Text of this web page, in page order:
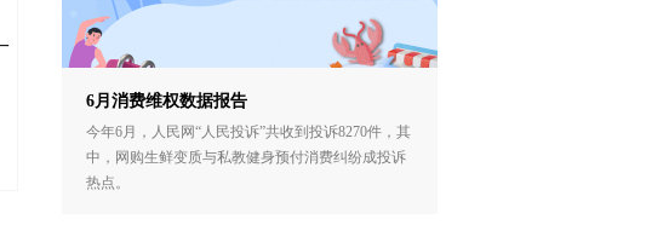
6月消费维权数据报告
今年6月，人民网“人民投诉”共收到投诉8270件，其
中，网购生鲜变质与私教健身预付消费纠纷成投诉
热点。